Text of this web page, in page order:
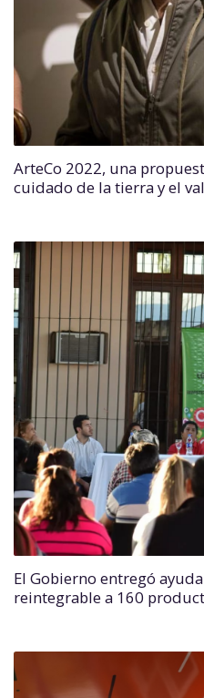
ArteCo 2022, una
cuidado de la tierra y el
El Gobierno entregó
reintegrable a 160